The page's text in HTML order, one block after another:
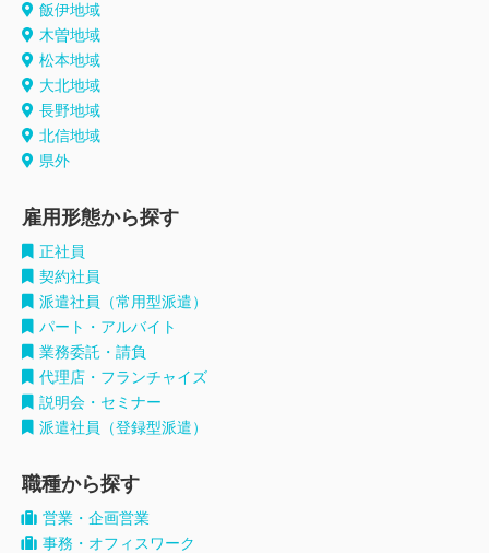
飯伊地域
木曽地域
松本地域
大北地域
長野地域
北信地域
県外
雇用形態から探す
正社員
契約社員
派遣社員（常用型派遣）
パート・アルバイト
業務委託・請負
代理店・フランチャイズ
説明会・セミナー
派遣社員（登録型派遣）
職種から探す
営業・企画営業
事務・オフィスワーク